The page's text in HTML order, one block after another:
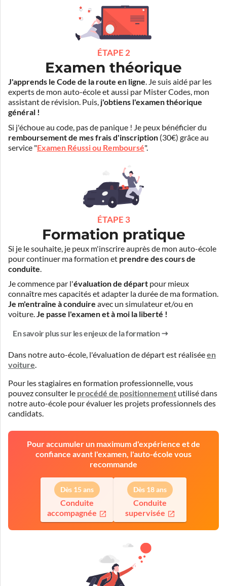
ÉTAPE 2
Examen théorique
J'apprends le Code de la route en ligne. Je suis aidé par les
experts de mon auto-école et aussi par Mister Codes, mon
assistant de révision. Puis, j'obtiens l'examen théorique
général !
Si j'échoue au code, pas de panique ! Je peux bénéficier du
remboursement de mes frais d'inscription (30€) grâce au
service "Examen Réussi ou Remboursé".
ÉTAPE 3
Formation pratique
Si je le souhaite, je peux m'inscrire auprès de mon auto-école
pour continuer ma formation et prendre des cours de
conduite.
Je commence par l'évaluation de départ pour mieux
connaître mes capacités et adapter la durée de ma formation.
Je m'entraîne à conduire avec un simulateur et/ou en
voiture.Je passe l'examen et à moi la liberté !
En savoir plus sur les enjeux de la formation
Dans notre auto-école, l'évaluation de départ est réaliséeen
voiture.
Pour les stagiaires en formation professionnelle, vous
pouvez consulter le procédé de positionnement utilisé dans
notre auto-école pour évaluer les projets professionnels des
candidats.
Pour accumuler un maximum d'expérience et de
confiance avant l'examen, l'auto-école vous
recommande
Dès 15 ans
Conduite
accompagnée
Dès 18 ans
Conduite
supervisée